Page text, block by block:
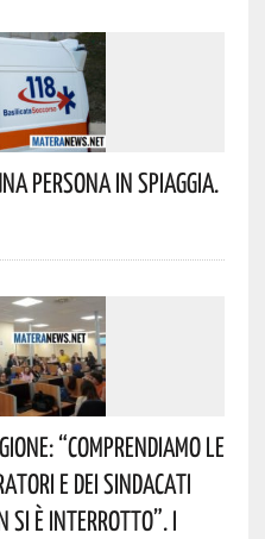
Persona In Spiaggia.
“comprendiamo Le
E Dei Sindacati
Si È Interrotto”. I